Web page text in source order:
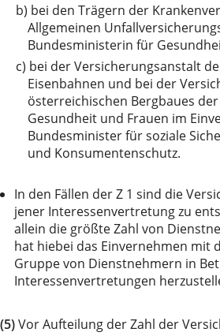
b) bei den Trägern der
Allgemeinen
Bundesministerin für
c) bei der Versicherungsanstalt
Eisenbahnen und bei der
österreichischen Bergbaues
Gesundheit und Frauen im
Bundesminister für soziale
und Konsumentenschutz.
In den Fällen der Z 1 sind die
jener Interessenvertretung zu
allein die größte Zahl von
hat hiebei das Einvernehmen mit
Gruppe von Dienstnehmern in
Interessenvertretungen
(5)Vor Aufteilung der Zahl der